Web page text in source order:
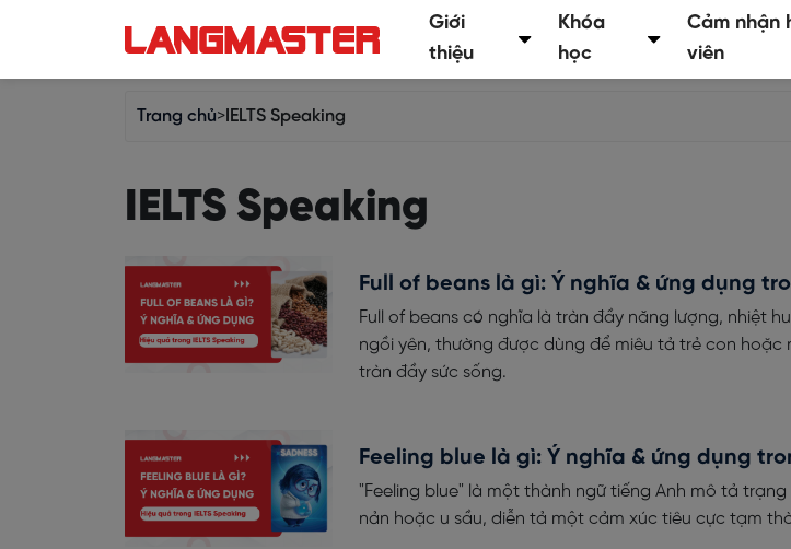
Giới
thiệu
Khóa
học
Cảm nhận
viên
Trang chủ> IELTS Speaking
IELTS Speaking
Full of beans là gì: Ý nghĩa & ứng dụng
Full of beans có nghĩa là tràn đầy năng lượng, nhiệt
ngồi yên, thường được dùng để miêu tả trẻ con hoặc
tràn đầy sức sống.
Feeling blue là gì: Ý nghĩa & ứng dụng
"Feeling blue" là một thành ngữ tiếng Anh mô tả
nản hoặc u sầu, diễn tả một cảm xúc tiêu cực tạm